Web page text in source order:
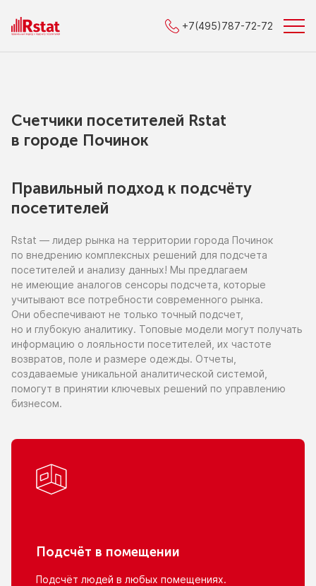
+7(495)787-72-72
Счетчики посетителей Rstat
в городe Починок
Правильный подход к подсчёту
посетителей
Rstat — лидер рынка на территории города Починок
по внедрению комплексных решений для подсчета
посетителей и анализу данных! Мы предлагаем
не имеющие аналогов сенсоры подсчета, которые
учитывают все потребности современного рынка.
Они обеспечивают не только точный подсчет,
но и глубокую аналитику. Топовые модели могут получать
информацию о лояльности посетителей, их частоте
возвратов, поле и размере одежды. Отчеты,
создаваемые уникальной аналитической системой,
помогут в принятии ключевых решений по управлению
бизнесом.
Подсчёт в помещении
Подсчёт людей в любых помещениях.